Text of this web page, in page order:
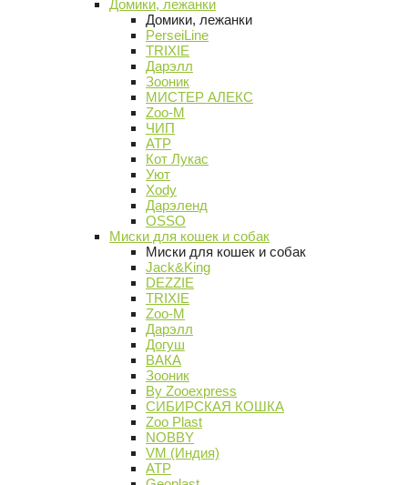
Домики, лежанки
Домики, лежанки
PerseiLine
TRIXIE
Дарэлл
Зооник
МИСТЕР АЛЕКС
Zoo-M
ЧИП
АТР
Кот Лукас
Уют
Xody
Дарэленд
OSSO
Миски для кошек и собак
Миски для кошек и собак
Jack&King
DEZZIE
TRIXIE
Zoo-M
Дарэлл
Догуш
ВАКА
Зооник
By Zooexpress
СИБИРСКАЯ КОШКА
Zoo Plast
NOBBY
VM (Индия)
АТР